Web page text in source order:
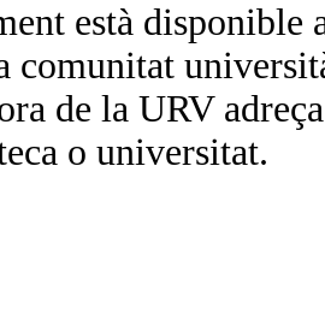
està
de la URV
o universitat.